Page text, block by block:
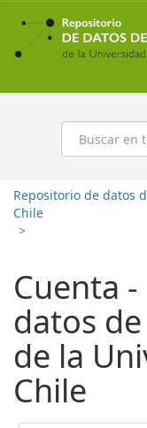
Ir
contenido
principal
Buscar
Repositorio de datos
Chile
>
Cuenta
datos
de la
Chile